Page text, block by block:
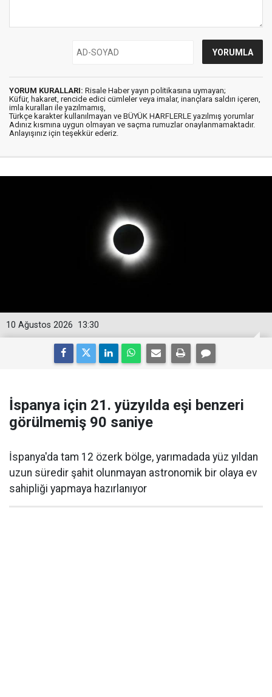
YORUM KURALLARI: Risale Haber yayın politikasına uymayan;
Küfür, hakaret, rencide edici cümleler veya imalar, inançlara saldırı içeren,
imla kuralları ile yazılmamış,
Türkçe karakter kullanılmayan ve BÜYÜK HARFLERLE yazılmış yorumlar
Adınız kısmına uygun olmayan ve saçma rumuzlar onaylanmamaktadır.
Anlayışınız için teşekkür ederiz.
13:30
10 Ağustos 2026
İspanya için 21. yüzyılda eşi benzeri
görülmemiş 90 saniye
İspanya'da tam 12 özerk bölge, yarımadada yüz yıldan
uzun süredir şahit olunmayan astronomik bir olaya ev
sahipliği yapmaya hazırlanıyor